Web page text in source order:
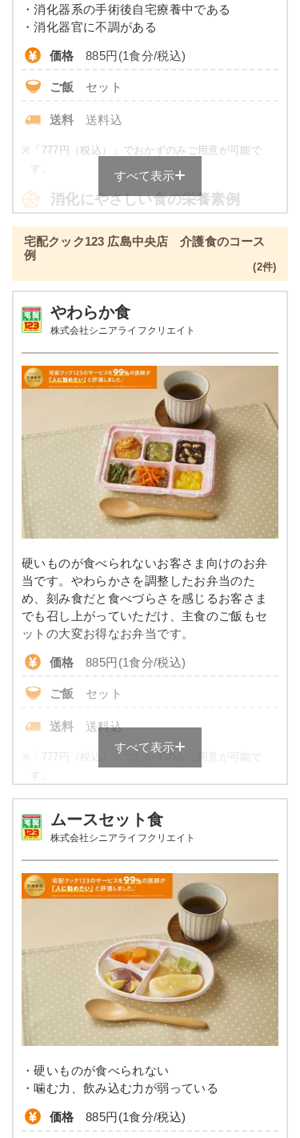
て異なる場合がございます。 一部取り扱いが無い店
トラウトサーモンバター醤油焼き
ほうれん草と油揚げのお浸し
根菜の煮物
鶏肉と野菜の炒め物
栄養素
エネルギー：589kcal、たんぱく質：13.7g、脂
質：17.8g、炭水化物：90.5g、ナトリウム：
738mg、カリウム：480mg、リン：178mg、食
塩相当量：1.9g
※メニューの補足
ご飯セットの栄養素です。お弁当献立の一例と
その栄養価のため、実際にご提供可能なメニュ
ーではないのでご注意ください。
・消化器系の手術後自宅療養中である
・消化器官に不調がある
価格 885円(1食分/税込)
ご飯 セット
送料 送料込
※ 「777円（税込）」でおかずのみご用意が可能で
す。
消化にやさしい食の栄養素例
品数 4～6品
塩分
タンパク質 -
脂質 -
リン -
カリウム -
コレステロール -
て異なる場合がございます。 ごはんセットでの栄養
価です。
消化にやさしい食のメニュー例
マカロニのケチャップ和え
鶏肉と野菜の寄せ煮
ほうれん草の柚子味噌和え
栄養素
エネルギー：427kcal、たんぱく質：14.6g、脂
質：3.9g、炭水化物：80.3g、ナトリウム：
708mg、食塩相当量：1.8g
※メニューの補足
ご飯セットの栄養素です。お弁当献立の一例と
その栄養価のため、実際にご提供可能なメニュ
ーではないのでご注意ください。
すべて表示
宅配クック123 広島中央店 介護食のコース
例
(2件)
やわらか食
株式会社シニアライフクリエイト
硬いものが食べられないお客さま向けのお弁
当です。やわらかさを調整したお弁当のた
め、刻み食だと食べづらさを感じるお客さま
でも召し上がっていただけ、主食のご飯もセ
ットの大変お得なお弁当です。
価格 885円(1食分/税込)
ご飯 セット
送料 送料込
※
「777円（税込）」でおかずのみご用意が可能で
品数 5品～6品
カロリー 306～408kcal
3.0g以下
タンパク質 -
脂質 -
糖質 -
リン -
カリウム -
コレステロール -
すべて表示
ムースセット食
株式会社シニアライフクリエイト
・硬いものが食べられない
・噛む力、飲み込む力が弱っている
価格 885円(1食分/税込)